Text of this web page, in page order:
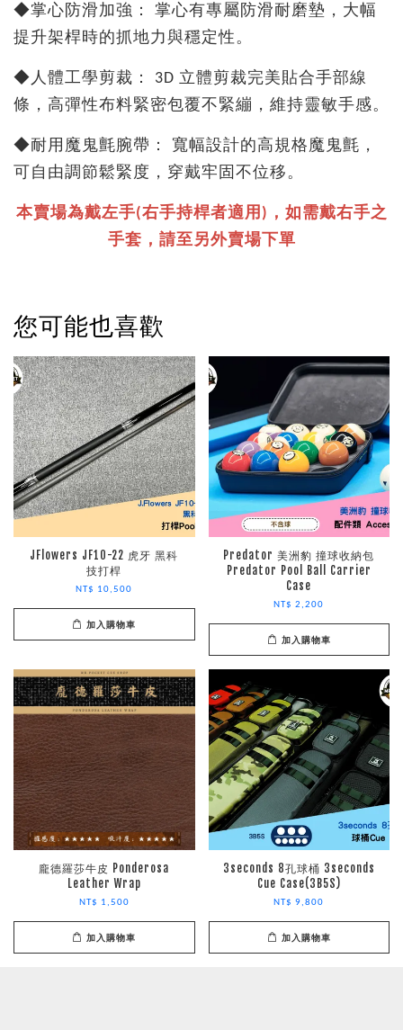
◆掌心防滑加強： 掌心有專屬防滑耐磨墊，大幅
提升架桿時的抓地力與穩定性。
◆人體工學剪裁： 3D 立體剪裁完美貼合手部線
條，高彈性布料緊密包覆不緊繃，維持靈敏手感。
◆耐用魔鬼氈腕帶： 寬幅設計的高規格魔鬼氈，
可自由調節鬆緊度，穿戴牢固不位移。
本賣場為戴左手(右手持桿者適用)，如需戴右手之
手套，請至另外賣場下單
您可能也喜歡
JFlowers JF10-22 虎牙 黑科
技打桿
NT$ 10,500
加入購物車
Predator 美洲豹 撞球收納包
Predator Pool Ball Carrier
Case
NT$ 2,200
加入購物車
龐德羅莎牛皮 Ponderosa
Leather Wrap
NT$ 1,500
加入購物車
3seconds 8孔球桶 3seconds
Cue Case(3B5S)
NT$ 9,800
加入購物車